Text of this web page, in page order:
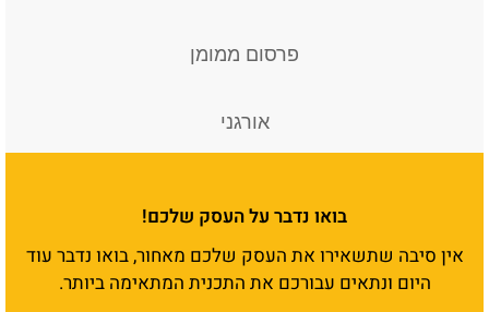
פרסום ממומן
אורגני
בואו נדבר על העסק שלכם!
אין סיבה שתשאירו את העסק שלכם מאחור, בואו נדבר עוד
היום ונתאים עבורכם את התכנית המתאימה ביותר.